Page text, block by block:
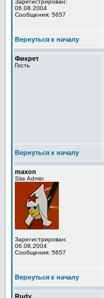
Зарегистрирован:
06.08.2004
Сообщения: 5657
Вернуться к началу
Фикрет
Гость
Вернуться к началу
maxon
Site Admin
Зарегистрирован:
06.08.2004
Сообщения: 5657
Вернуться к началу
Rudy